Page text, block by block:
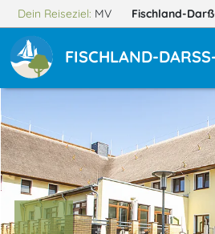
Dein Reiseziel: MV Fischland-
FISCHLAND-